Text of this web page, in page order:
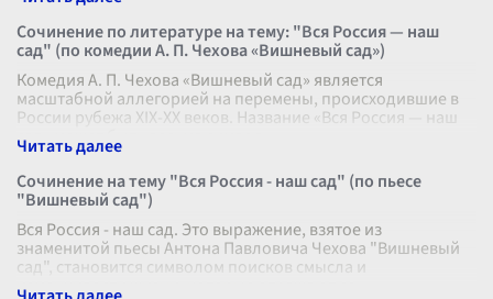
Сочинение по литературе на тему: "Вся Россия — наш
сад" (по комедии А. П. Чехова «Вишневый сад»)
Комедия А. П. Чехова «Вишневый сад» является
масштабной аллегорией на перемены, происходившие в
России рубежа XIX-XX веков. Название «Вся Россия — наш
сад» может быть весьма символ
Сочинение на тему "Вся Россия - наш сад" (по пьесе
"Вишневый сад")
Вся Россия - наш сад. Это выражение, взятое из
знаменитой пьесы Антона Павловича Чехова "Вишневый
сад", становится символом поисков смысла и
изменчивости жизни, которые отражают со